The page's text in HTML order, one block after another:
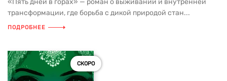
«Пять дней в горах» — роман о выживании и внутренней
трансформации, где борьба с дикой природой стан...
ПОДРОБНЕЕ
СКОРО